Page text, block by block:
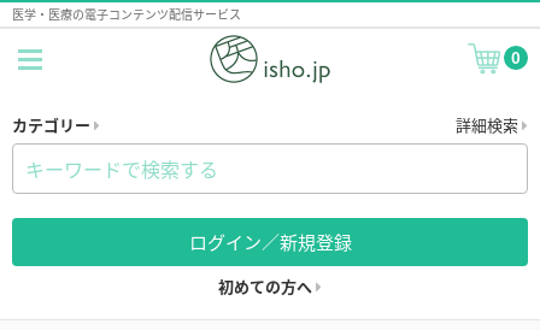
医学・医療の電子コンテンツ配信サービス
0
カテゴリー 詳細検索
ログイン／新規登録
初めての方へ